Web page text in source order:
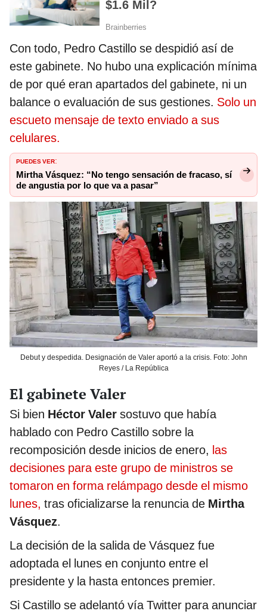
Con todo, Pedro Castillo se despidió así de
este gabinete. No hubo una explicación mínima
de por qué eran apartados del gabinete, ni un
balance o evaluación de sus gestiones. Solo un
escueto mensaje de texto enviado a sus
celulares.
PUEDES VER:
Mirtha Vásquez: “No tengo sensación de fracaso, sí
de angustia por lo que va a pasar”
Debut y despedida. Designación de Valer aportó a la crisis. Foto: John
Reyes / La República
El gabinete Valer
Si bien Héctor Valer sostuvo que había
hablado con Pedro Castillo sobre la
recomposición desde inicios de enero, las
decisiones para este grupo de ministros se
tomaron en forma relámpago desde el mismo
lunes, tras oficializarse la renuncia de Mirtha
Vásquez.
La decisión de la salida de Vásquez fue
adoptada el lunes en conjunto entre el
presidente y la hasta entonces premier.
Si Castillo se adelantó vía Twitter para anunciar